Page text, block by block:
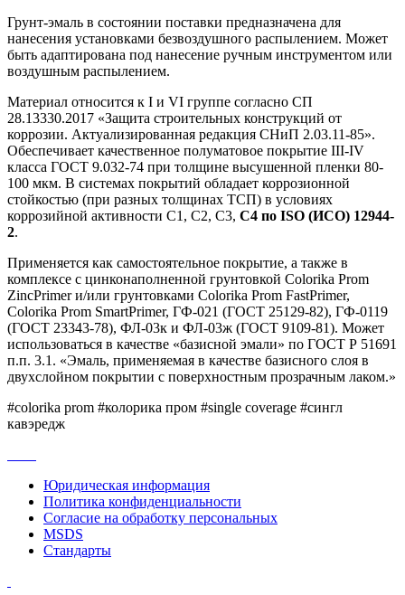
Грунт-эмаль в состоянии поставки предназначена для
нанесения установками безвоздушного распылением. Может
быть адаптирована под нанесение ручным инструментом или
воздушным распылением.
Материал относится к I и VI группе согласно СП
28.13330.2017 «Защита строительных конструкций от
коррозии. Актуализированная редакция СНиП 2.03.11-85».
Обеспечивает качественное полуматовое покрытие III-IV
класса ГОСТ 9.032-74 при толщине высушенной пленки 80-
100 мкм. В системах покрытий обладает коррозионной
стойкостью (при разных толщинах ТСП) в условиях
коррозийной активности С1, С2, С3, С4 по ISO (ИСО) 12944-
2.
Применяется как самостоятельное покрытие, а также в
комплексе с цинконаполненной грунтовкой Colorika Prom
ZincPrimer и/или грунтовками Colorika Prom FastPrimer,
Colorika Prom SmartPrimer, ГФ-021 (ГОСТ 25129-82), ГФ-0119
(ГОСТ 23343-78), ФЛ-03к и ФЛ-03ж (ГОСТ 9109-81). Может
использоваться в качестве «базисной эмали» по ГОСТ Р 51691
п.п. 3.1. «Эмаль, применяемая в качестве базисного слоя в
двухслойном покрытии с поверхностным прозрачным лаком.»
#colorika prom #колорика пром #single coverage #сингл
кавэредж
Юридическая информация
Политика конфиденциальности
Согласие на обработку персональных
MSDS
Стандарты